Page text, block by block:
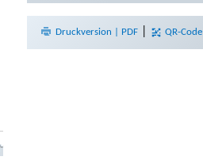
Druckversion | PDF QR-Code